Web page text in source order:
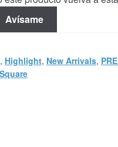
Avísame
, Highlight, New Arrivals,